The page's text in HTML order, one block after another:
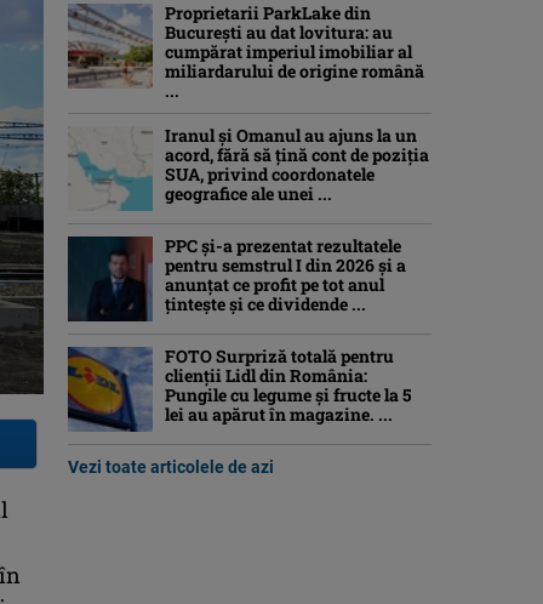
Proprietarii ParkLake din
București au dat lovitura: au
cumpărat imperiul imobiliar al
miliardarului de origine română
...
Iranul și Omanul au ajuns la un
acord, fără să țină cont de poziția
SUA, privind coordonatele
geografice ale unei ...
PPC și-a prezentat rezultatele
pentru semstrul I din 2026 și a
anunțat ce profit pe tot anul
țintește și ce dividende ...
FOTO Surpriză totală pentru
clienții Lidl din România:
Pungile cu legume și fructe la 5
lei au apărut în magazine. ...
Vezi toate articolele de azi